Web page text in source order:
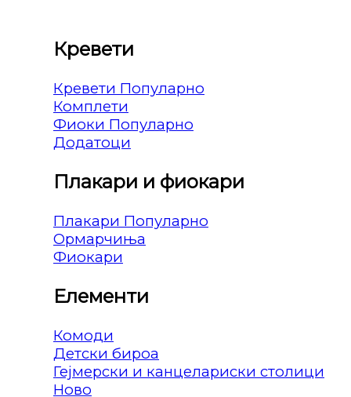
Кревети
Кревети
Комплети
Фиоки
Додатоци
Плакари и фиокари
Плакари
Ормарчиња
Фиокари
Елементи
Комоди
Детски бироа
Гејмерски и канцелариски столици